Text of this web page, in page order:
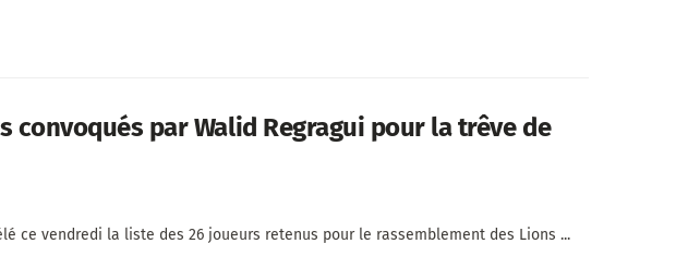
convoqués par Walid Regragui pour la trêve de
ce vendredi la liste des 26 joueurs retenus pour le rassemblement des Lions ...